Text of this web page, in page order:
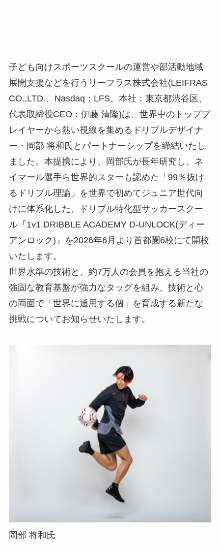
子ども向けスポーツスクールの運営や部活動地域
展開支援などを行うリーフラス株式会社(LEIFRAS
CO.,LTD.、Nasdaq：LFS、本社：東京都渋谷区、
代表取締役CEO：伊藤 清隆)は、世界中のトッププ
レイヤーから熱い視線を集めるドリブルデザイナ
ー・岡部 将和氏とパートナーシップを締結いたし
ました。本提携により、岡部氏が長年研究し、ネ
イマール選手ら世界的スターも認めた「99％抜け
るドリブル理論」を世界で初めてジュニア世代向
けに体系化した、ドリブル特化型サッカースクー
ル『1v1 DRIBBLE ACADEMY D-UNLOCK(ディー
アンロック)』を2026年6月より首都圏6校にて開校
いたします。
世界水準の技術と、約7万人の会員を抱える当社の
強固な教育基盤が強力なタッグを組み、技術と心
の両面で「世界に通用する個」を育成する新たな
挑戦についてお知らせいたします。
岡部 将和氏